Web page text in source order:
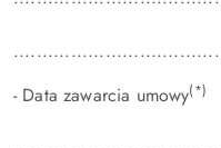
- Data zawarcia umowy(*)